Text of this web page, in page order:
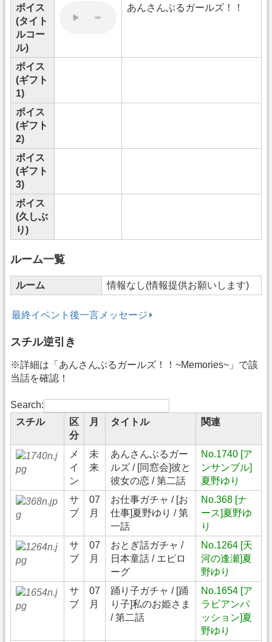
ボイス
(タイト
ルコー
ル)
あんさんぶるガールズ！！
ボイス
(ギフト
1)
ボイス
(ギフト
2)
ボイス
(ギフト
3)
ボイス
(久しぶ
り)
ルーム一覧
ルーム 情報なし(情報提供お願いします)
最終イベント後一言メッセージ
スチル逆引き
※詳細は「あんさんぶるガールズ！！~Memories~」で該
当話を確認！
Search:
スチル
区
分
月 タイトル 関連
メ
イ
ン
未
来
あんさんぶるガー
ルズ / [同窓会]彼と
彼女の恋 / 第二話
No.1740 [ア
ンサンブル]
夏野ゆり
サ
ブ
07
月
お仕事ガチャ / [お
仕事]夏野ゆり / 第
一話
No.368 [ナ
ース]夏野ゆ
り
サ
ブ
07
月
おとぎ話ガチャ /
日本童話 / エピロ
ーグ
No.1264 [天
河の逢瀬]夏
野ゆり
サ
ブ
07
月
踊り子ガチャ / [踊
り子]私のお姫さま
/ 第二話
No.1654 [ア
ラビアンパ
ッション]夏
野ゆり